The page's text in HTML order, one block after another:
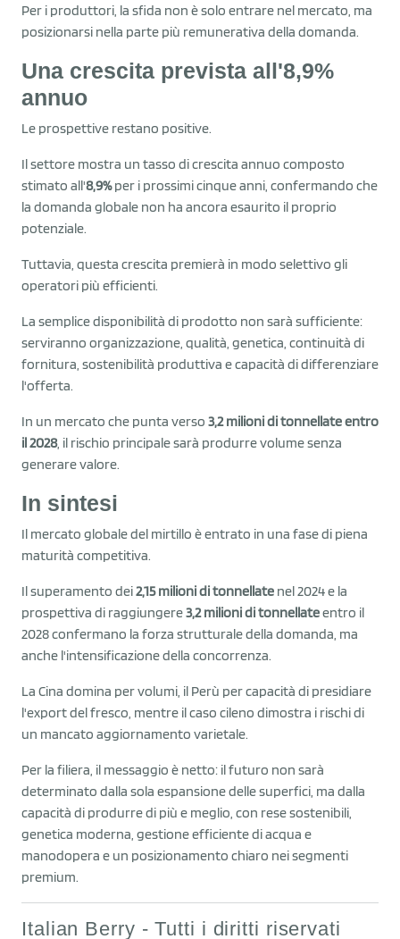
Per i produttori, la sfida non è solo entrare nel mercato, ma
posizionarsi nella parte più remunerativa della domanda.
Una crescita prevista all'8,9%
annuo
Le prospettive restano positive.
Il settore mostra un tasso di crescita annuo composto
stimato all'8,9%per i prossimi cinque anni, confermando che
la domanda globale non ha ancora esaurito il proprio
potenziale.
Tuttavia, questa crescita premierà in modo selettivo gli
operatori più efficienti.
La semplice disponibilità di prodotto non sarà sufficiente:
serviranno organizzazione, qualità, genetica, continuità di
fornitura, sostenibilità produttiva e capacità di differenziare
l'offerta.
In un mercato che punta verso 3,2 milioni di tonnellate entro
il 2028, il rischio principale sarà produrre volume senza
generare valore.
In sintesi
Il mercato globale del mirtillo è entrato in una fase di piena
maturità competitiva.
Il superamento dei2,15 milioni di tonnellate nel 2024 e la
prospettiva di raggiungere3,2 milioni di tonnellateentro il
2028 confermano la forza strutturale della domanda, ma
anche l'intensificazione della concorrenza.
La Cina domina per volumi, il Perù per capacità di presidiare
l'export del fresco, mentre il caso cileno dimostra i rischi di
un mancato aggiornamento varietale.
Per la filiera, il messaggio è netto: il futuro non sarà
determinato dalla sola espansione delle superfici, ma dalla
capacità di produrre di più e meglio, con rese sostenibili,
genetica moderna, gestione efficiente di acqua e
manodopera e un posizionamento chiaro nei segmenti
premium.
Italian Berry - Tutti i diritti riservati